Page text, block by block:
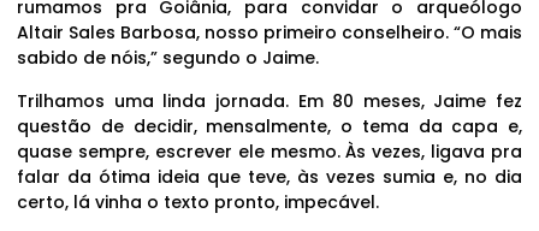
rumamos pra Goiânia, para convidar o arqueólogo
Altair Sales Barbosa, nosso primeiro conselheiro. “O mais
sabido de nóis,” segundo o Jaime.
Trilhamos uma linda jornada. Em 80 meses, Jaime fez
questão de decidir, mensalmente, o tema da capa e,
quase sempre, escrever ele mesmo. Às vezes, ligava pra
falar da ótima ideia que teve, às vezes sumia e, no dia
certo, lá vinha o texto pronto, impecável.